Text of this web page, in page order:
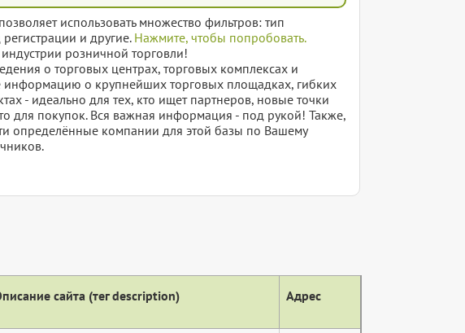
использовать множество фильтров: тип
и другие.Нажмите, чтобы попробовать.
розничной торговли!
о торговых центрах, торговых комплексах и
информацию о крупнейших торговых площадках, гибких
- идеально для тех, кто ищет партнеров, новые точки
для покупок. Вся важная информация - под рукой! Также,
определённые компании для этой базы по Вашему
сайта (тег description) Адрес